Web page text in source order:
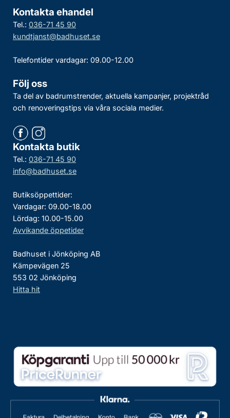
Kontakta ehandel
Tel.: 036-71 45 90
kundtjanst@badhuset.se
Telefontider vardagar: 09.00-12.00
Följ oss
Ta del av badrumstrender, aktuella kampanjer, projektråd
och renoveringstips via våra sociala medier.
Kontakta butik
Tel.: 036-71 45 90
info@badhuset.se
Butiksöppettider:
Vardagar: 09.00-18.00
Lördag: 10.00-15.00
Avvikande öppetider
Badhuset i Jönköping AB
Kämpevägen 25
553 02 Jönköping
Hitta hit